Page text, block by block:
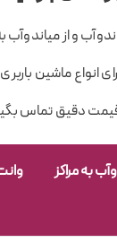
و از
انواع ماشین
قیمت دقیق تماس
به مراکز